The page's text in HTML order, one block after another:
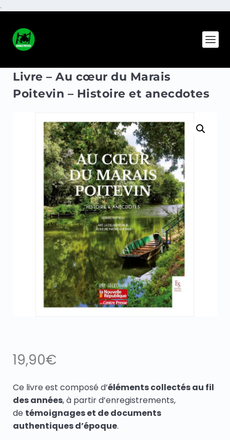
.
Livre – Au cœur du Marais
Poitevin – Histoire et anecdotes
19,90€
Ce livre est composé d’éléments collectés au fil
des années, à partir d’enregistrements,
de témoignages et de documents
authentiques d’époque.